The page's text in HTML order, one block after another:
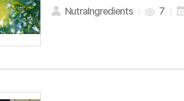
NutraIngredients 7